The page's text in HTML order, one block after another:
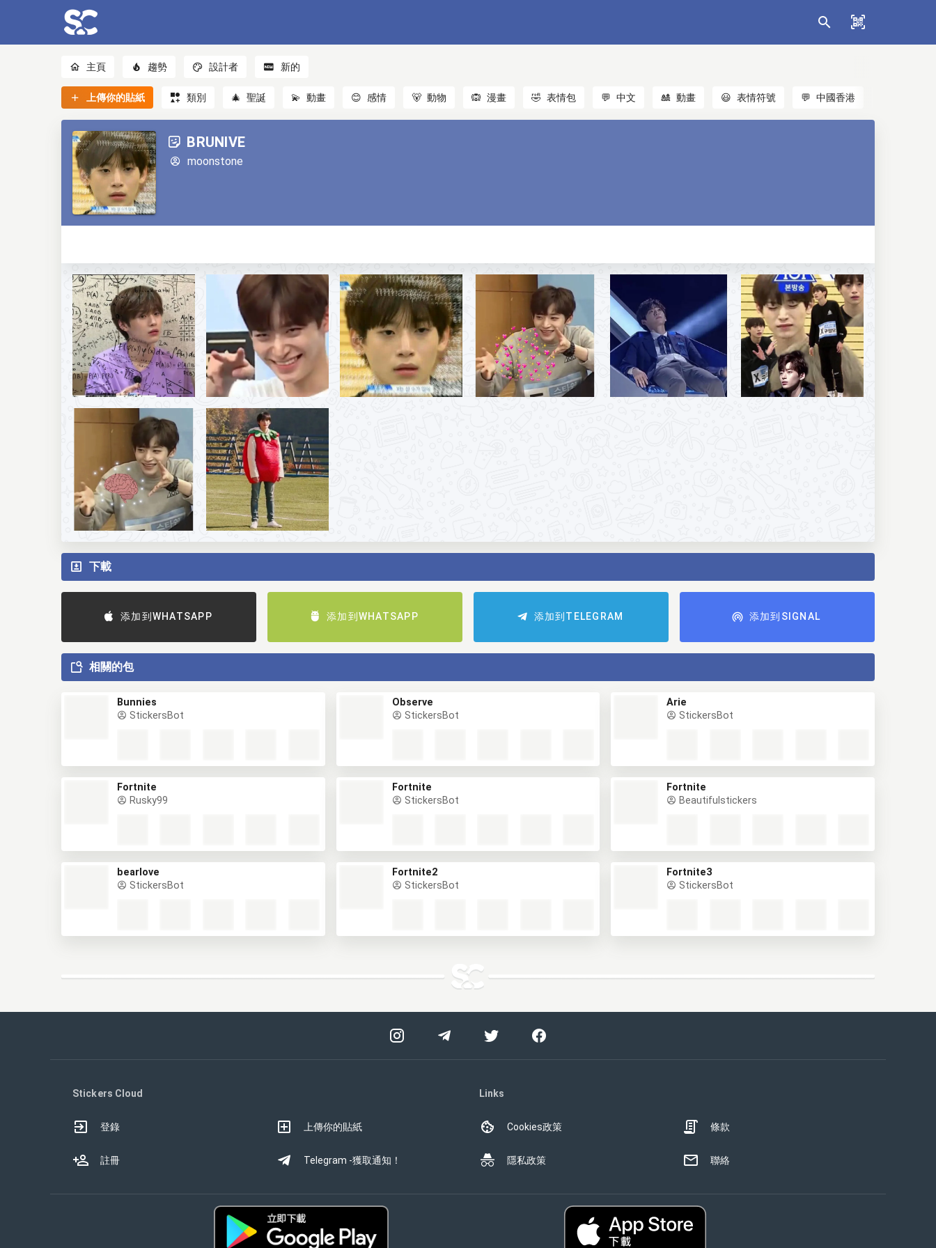
主頁 趨勢 設計者 新的
上傳你的貼紙 類別 🎄 聖誕 💫 動畫 😊 感情 🐻 動物 🙉 漫畫 🤣 表情包 💬 中文 🎎 動畫 😃 表情符號 💬 中國香港
BRUNIVE
moonstone
下載
添加到WHATSAPP 添加到WHATSAPP 添加到TELEGRAM 添加到SIGNAL
相關的包
Bunnies
StickersBot
Observe
StickersBot
Arie
StickersBot
Fortnite
Rusky99
Fortnite
StickersBot
Fortnite
Beautifulstickers
bearlove
StickersBot
Fortnite2
StickersBot
Fortnite3
StickersBot
Stickers Cloud
登錄
註冊
上傳你的貼紙
Telegram -獲取通知！
Links
Cookies政策
隱私政策
條款
聯絡